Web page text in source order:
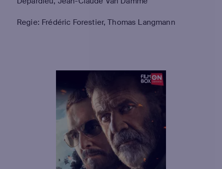
Regie: Frédéric Forestier, Thomas Langmann